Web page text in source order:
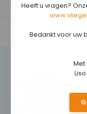
Vergelijk
Heeft u vragen?
Bedankt voor uw
Met